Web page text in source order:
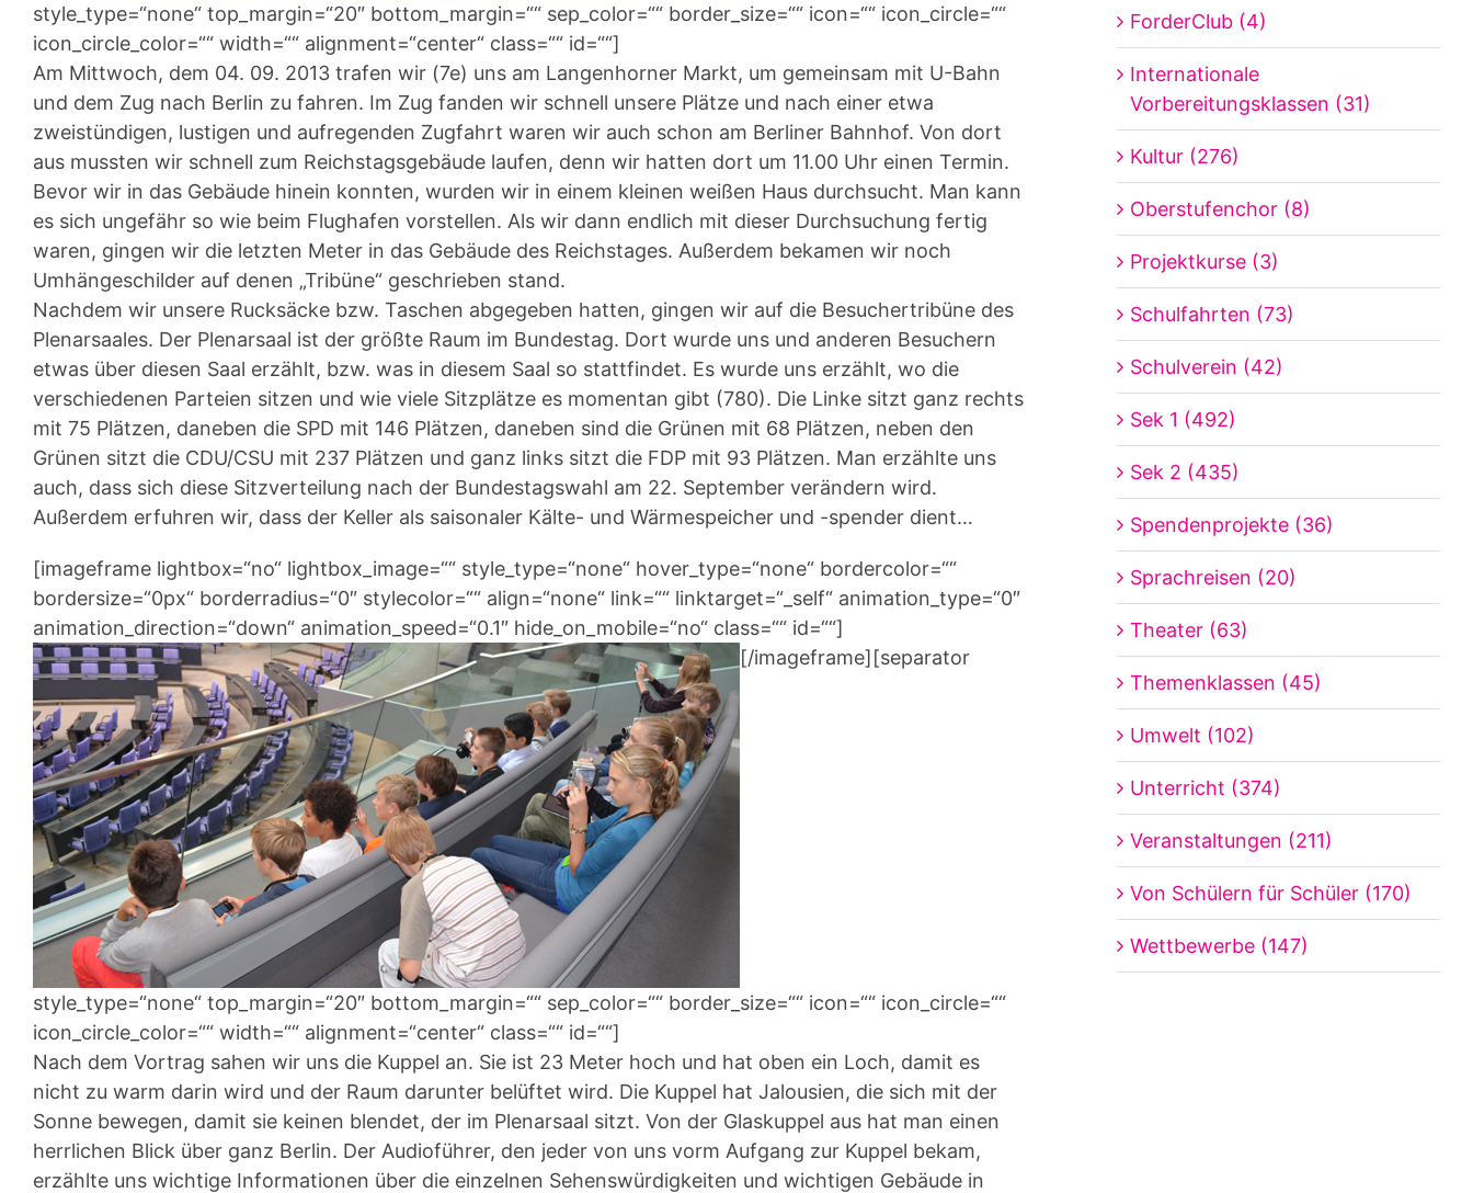
style_type=“none“ top_margin=“20″ bottom_margin=““ sep_color=““ border_size=““ icon=““ icon_circle=““
icon_circle_color=““ width=““ alignment=“center“ class=““ id=““]
Am Mittwoch, dem 04. 09. 2013 trafen wir (7e) uns am Langenhorner Markt, um gemeinsam mit U-Bahn
und dem Zug nach Berlin zu fahren. Im Zug fanden wir schnell unsere Plätze und nach einer etwa
zweistündigen, lustigen und aufregenden Zugfahrt waren wir auch schon am Berliner Bahnhof. Von dort
aus mussten wir schnell zum Reichstagsgebäude laufen, denn wir hatten dort um 11.00 Uhr einen Termin.
Bevor wir in das Gebäude hinein konnten, wurden wir in einem kleinen weißen Haus durchsucht. Man kann
es sich ungefähr so wie beim Flughafen vorstellen. Als wir dann endlich mit dieser Durchsuchung fertig
waren, gingen wir die letzten Meter in das Gebäude des Reichstages. Außerdem bekamen wir noch
Umhängeschilder auf denen „Tribüne“ geschrieben stand.
Nachdem wir unsere Rucksäcke bzw. Taschen abgegeben hatten, gingen wir auf die Besuchertribüne des
Plenarsaales. Der Plenarsaal ist der größte Raum im Bundestag. Dort wurde uns und anderen Besuchern
etwas über diesen Saal erzählt, bzw. was in diesem Saal so stattfindet. Es wurde uns erzählt, wo die
verschiedenen Parteien sitzen und wie viele Sitzplätze es momentan gibt (780). Die Linke sitzt ganz rechts
mit 75 Plätzen, daneben die SPD mit 146 Plätzen, daneben sind die Grünen mit 68 Plätzen, neben den
Grünen sitzt die CDU/CSU mit 237 Plätzen und ganz links sitzt die FDP mit 93 Plätzen. Man erzählte uns
auch, dass sich diese Sitzverteilung nach der Bundestagswahl am 22. September verändern wird.
Außerdem erfuhren wir, dass der Keller als saisonaler Kälte- und Wärmespeicher und -spender dient…
[imageframe lightbox=“no“ lightbox_image=““ style_type=“none“ hover_type=“none“ bordercolor=““
bordersize=“0px“ borderradius=“0″ stylecolor=““ align=“none“ link=““ linktarget=“_self“ animation_type=“0″
animation_direction=“down“ animation_speed=“0.1″ hide_on_mobile=“no“ class=““ id=““]
[/imageframe][separator
style_type=“none“ top_margin=“20″ bottom_margin=““ sep_color=““ border_size=““ icon=““ icon_circle=““
icon_circle_color=““ width=““ alignment=“center“ class=““ id=““]
Nach dem Vortrag sahen wir uns die Kuppel an. Sie ist 23 Meter hoch und hat oben ein Loch, damit es
nicht zu warm darin wird und der Raum darunter belüftet wird. Die Kuppel hat Jalousien, die sich mit der
Sonne bewegen, damit sie keinen blendet, der im Plenarsaal sitzt. Von der Glaskuppel aus hat man einen
herrlichen Blick über ganz Berlin. Der Audioführer, den jeder von uns vorm Aufgang zur Kuppel bekam,
erzählte uns wichtige Informationen über die einzelnen Sehenswürdigkeiten und wichtigen Gebäude in
ForderClub (4)
Internationale
Vorbereitungsklassen (31)
Kultur (276)
Oberstufenchor (8)
Projektkurse (3)
Schulfahrten (73)
Schulverein (42)
Sek 1 (492)
Sek 2 (435)
Spendenprojekte (36)
Sprachreisen (20)
Theater (63)
Themenklassen (45)
Umwelt (102)
Unterricht (374)
Veranstaltungen (211)
Von Schülern für Schüler (170)
Wettbewerbe (147)